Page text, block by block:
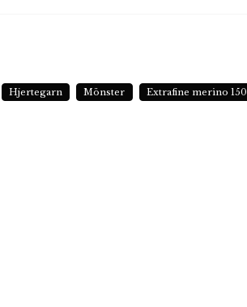
Hjertegarn Mönster Extrafine merino 150